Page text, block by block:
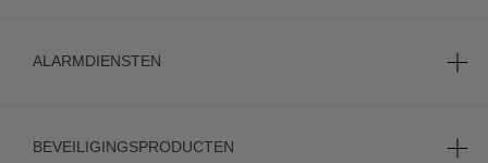
ALARMDIENSTEN
BEVEILIGINGSPRODUCTEN